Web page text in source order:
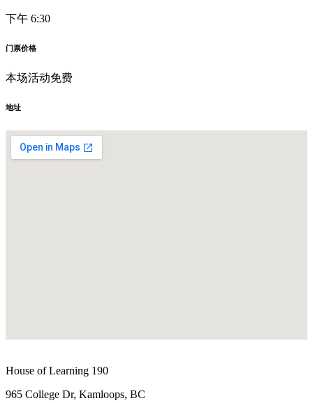
下午 6:30
门票价格
本场活动免费
地址
House of Learning 190
965 College Dr, Kamloops, BC